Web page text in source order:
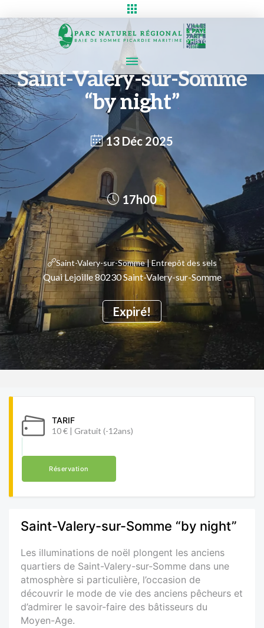
Saint-Valery-sur-Somme
“by night”
13 Déc 2025
Expiré!
17h00
Saint-Valery-sur-Somme | Entrepôt des sels
Quai Lejoille 80230 Saint-Valery-sur-Somme
TARIF
10 € | Gratuit (-12ans)
Réservation
Saint-Valery-sur-Somme “by night”
Les illuminations de noël plongent les anciens
quartiers de Saint-Valery-sur-Somme dans une
atmosphère si particulière, l’occasion de
découvrir le mode de vie des anciens pêcheurs et
d’admirer le savoir-faire des bâtisseurs du
Moyen-Age.